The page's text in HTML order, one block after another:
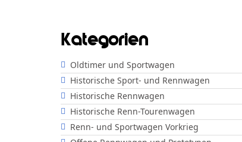
Kategorien
Oldtimer und Sportwagen
Historische Sport- und Rennwagen
Historische Rennwagen
Historische Renn-Tourenwagen
Renn- und Sportwagen Vorkrieg